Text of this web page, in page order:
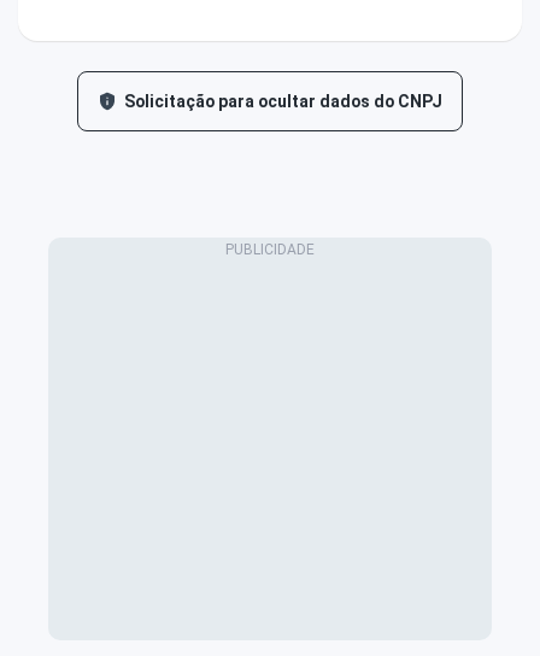
Solicitação para ocultar dados do CNPJ